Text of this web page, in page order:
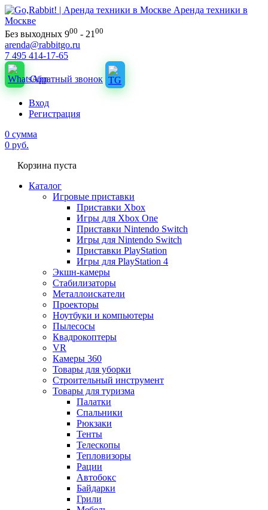
Аренда техники в
Москве
Без выходных 900 - 21 00
arenda@rabbitgo.ru
7 495 414-17-65
Обратный звонок
Вход
Регистрация
0 сумма
0 руб.
Корзина пуста
Каталог
Игровые приставки
Приставки Xbox
Игры для Xbox One
Приставки Nintendo Switch
Игры для Nintendo Switch
Приставки PlayStation
Игры для PlayStation 4
Экшн-камеры
Стабилизаторы
Металлоискатели
Проекторы
Ноутбуки и компьютеры
Пылесосы
Квадрокоптеры
VR
Камеры 360
Товары для уборки
Строительный инструмент
Товары для туризма
Палатки
Спальники
Рюкзаки
Тенты
Телескопы
Тепловизоры
Рации
Автобокс
Байдарки
Грили